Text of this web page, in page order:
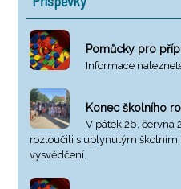
Pomůcky pro
Informace
Konec školního
V pátek 26. června
rozloučili s uplynulým
vysvědčení.